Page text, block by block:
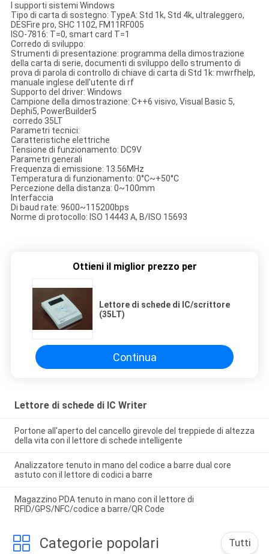
I supporti sistemi Windows
Tipo di carta di sostegno: TypeA: Std 1k, Std 4k, ultraleggero,
DESFire pro, SHC 1102, FM11RF005
ISO-7816: T=0, smart card T=1
Corredo di sviluppo:
Strumenti di presentazione: programma della dimostrazione
della carta di serie, documenti di sviluppo dello strumento di
prova di parola di controllo di chiave di carta di Std 1k: mwrfhelp,
manuale inglese dell'utente di rf
Supporto del driver: Windows
Campione della dimostrazione: C++6 visivo, Visual Basic 5,
Dephi5, PowerBuilder5
corredo 35LT
Parametri tecnici:
Caratteristiche elettriche
Tensione di funzionamento: DC9V
Parametri generali
Frequenza di emissione: 13.56MHz
Temperatura di funzionamento: 0°C~+50°C
Percezione della distanza: 0~100mm
Interfaccia
Di baud rate: 9600~115200bps
Norme di protocollo: ISO 14443 A, B/ISO 15693
Ottieni il miglior prezzo per
Lettore di schede di IC/scrittore
(35LT)
Continua
Lettore di schede di IC Writer
Portone all'aperto del cancello girevole del treppiede di altezza
della vita con il lettore di schede intelligente
Analizzatore tenuto in mano del codice a barre dual core
astuto con il lettore di codici a barre
Magazzino PDA tenuto in mano con il lettore di
RFID/GPS/NFC/codice a barre/QR Code
Categorie popolari Tutti